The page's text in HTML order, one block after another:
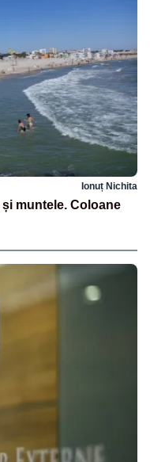
Ionuț Nichita
muntele. Coloane